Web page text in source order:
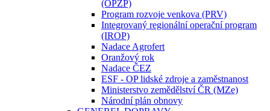
(OPŽP)
Program rozvoje venkova (PRV)
Integrovaný regionální operační program
(IROP)
Nadace Agrofert
Oranžový rok
Nadace ČEZ
ESF - OP lidské zdroje a zaměstnanost
Ministerstvo zemědělství ČR (MZe)
Národní plán obnovy